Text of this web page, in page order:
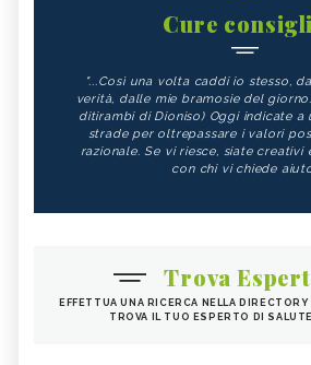
Cure
"...Così una volta caddi io stesso,
verità, dalle mie bramosie del
ditirambi di Dioniso) Oggi indicate a
strade per oltrepassare i valori
razionale. Se vi riesce, siate creativi
con chi vi chiede
Trova
EFFETTUA UNA RICERCA NELLA
TROVA IL TUO ESPERTO DI